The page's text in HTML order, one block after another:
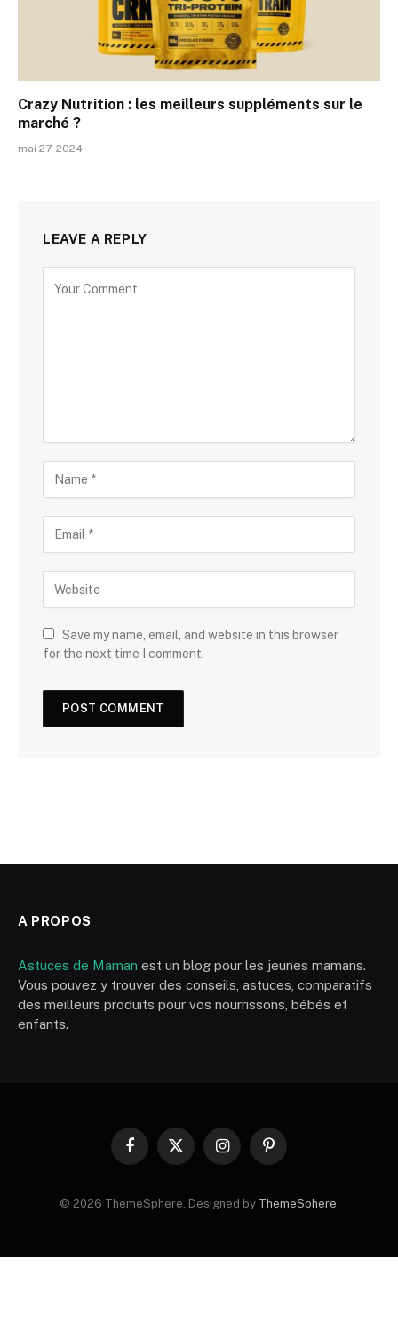
Crazy Nutrition : les meilleurs suppléments sur le
marché ?
mai 27, 2024
LEAVE A REPLY
Save my name, email, and website in this browser
for the next time I comment.
A PROPOS
Astuces de Maman est un blog pour les jeunes mamans.
Vous pouvez y trouver des conseils, astuces, comparatifs
des meilleurs produits pour vos nourrissons, bébés et
enfants.
Facebook
X
(Twitter)
InstagramPinterest
© 2026 ThemeSphere. Designed by ThemeSphere